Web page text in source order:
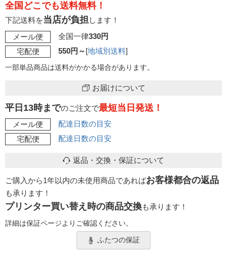
全国どこでも送料無料！
下記送料を当店が負担します！
メール便
全国一律330円
宅配便
550円～[地域別送料]
一部単品商品は送料がかかる場合があります。
お届けについて
平日13時までのご注文で最短当日発送！
メール便
配達日数の目安
宅配便
配達日数の目安
返品・交換・保証について
ご購入から1年以内の未使用商品であればお客様都合の返品
も承ります！
プリンター買い替え時の商品交換も承ります！
詳細は保証ページよりご確認ください。
ふたつの保証